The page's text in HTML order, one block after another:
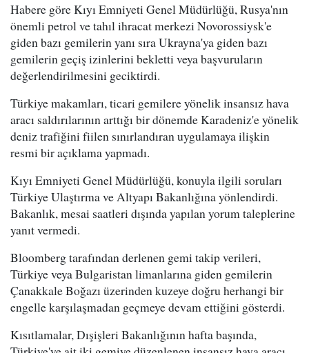
Habere göre Kıyı Emniyeti Genel Müdürlüğü, Rusya'nın
önemli petrol ve tahıl ihracat merkezi Novorossiysk'e
giden bazı gemilerin yanı sıra Ukrayna'ya giden bazı
gemilerin geçiş izinlerini bekletti veya başvuruların
değerlendirilmesini geciktirdi.
Türkiye makamları, ticari gemilere yönelik insansız hava
aracı saldırılarının arttığı bir dönemde Karadeniz'e yönelik
deniz trafiğini fiilen sınırlandıran uygulamaya ilişkin
resmi bir açıklama yapmadı.
Kıyı Emniyeti Genel Müdürlüğü, konuyla ilgili soruları
Türkiye Ulaştırma ve Altyapı Bakanlığına yönlendirdi.
Bakanlık, mesai saatleri dışında yapılan yorum taleplerine
yanıt vermedi.
Bloomberg tarafından derlenen gemi takip verileri,
Türkiye veya Bulgaristan limanlarına giden gemilerin
Çanakkale Boğazı üzerinden kuzeye doğru herhangi bir
engelle karşılaşmadan geçmeye devam ettiğini gösterdi.
Kısıtlamalar, Dışişleri Bakanlığının hafta başında,